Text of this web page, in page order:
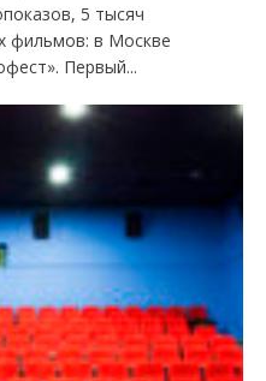
5 тысяч
фильмов: в Москве
Первый...